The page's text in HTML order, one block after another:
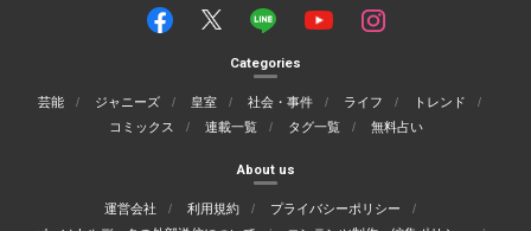
Categories
芸能 ジャニーズ 皇室 社会・事件 ライフ
トレンド
コミックス
連載一覧 タグ一覧 無料占い
About us
運営会社 利用規約
プライバシーポリシー